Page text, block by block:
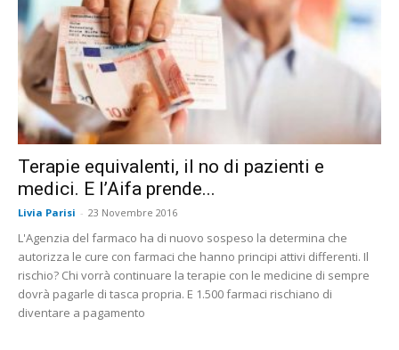
Terapie equivalenti, il no di pazienti e
medici. E l’Aifa prende...
Livia Parisi - 23 Novembre 2016
L'Agenzia del farmaco ha di nuovo sospeso la determina che
autorizza le cure con farmaci che hanno principi attivi differenti. Il
rischio? Chi vorrà continuare la terapie con le medicine di sempre
dovrà pagarle di tasca propria. E 1.500 farmaci rischiano di
diventare a pagamento